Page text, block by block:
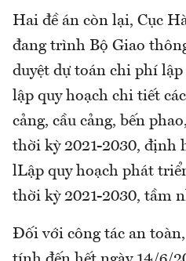
Hai đề án còn lại, Cục
đang trình Bộ Giao
duyệt dự toán chi phí
lập quy hoạch chi tiết
cảng, cầu cảng, bến
thời kỳ 2021-2030, định
lLập quy hoạch phát
thời kỳ 2021-2030, tầm
Đối với công tác an